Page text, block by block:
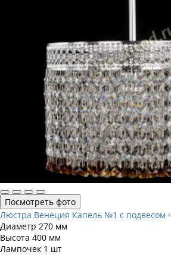
Посмотреть фото
Люстра Венеция Капель №1 с подвесом
Диаметр 270 мм
Высота 400 мм
Лампочек 1 шт